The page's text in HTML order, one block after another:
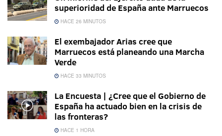
superioridad de España ante Marruecos
HACE 26 MINUTOS
El exembajador Arias cree que
Marruecos está planeando una Marcha
Verde
HACE 33 MINUTOS
La Encuesta | ¿Cree que el Gobierno de
España ha actuado bien en la crisis de
las fronteras?
HACE 1 HORA